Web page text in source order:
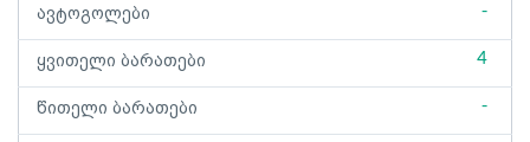
ავტოგოლები -
ყვითელი ბარათები 4
წითელი ბარათები -